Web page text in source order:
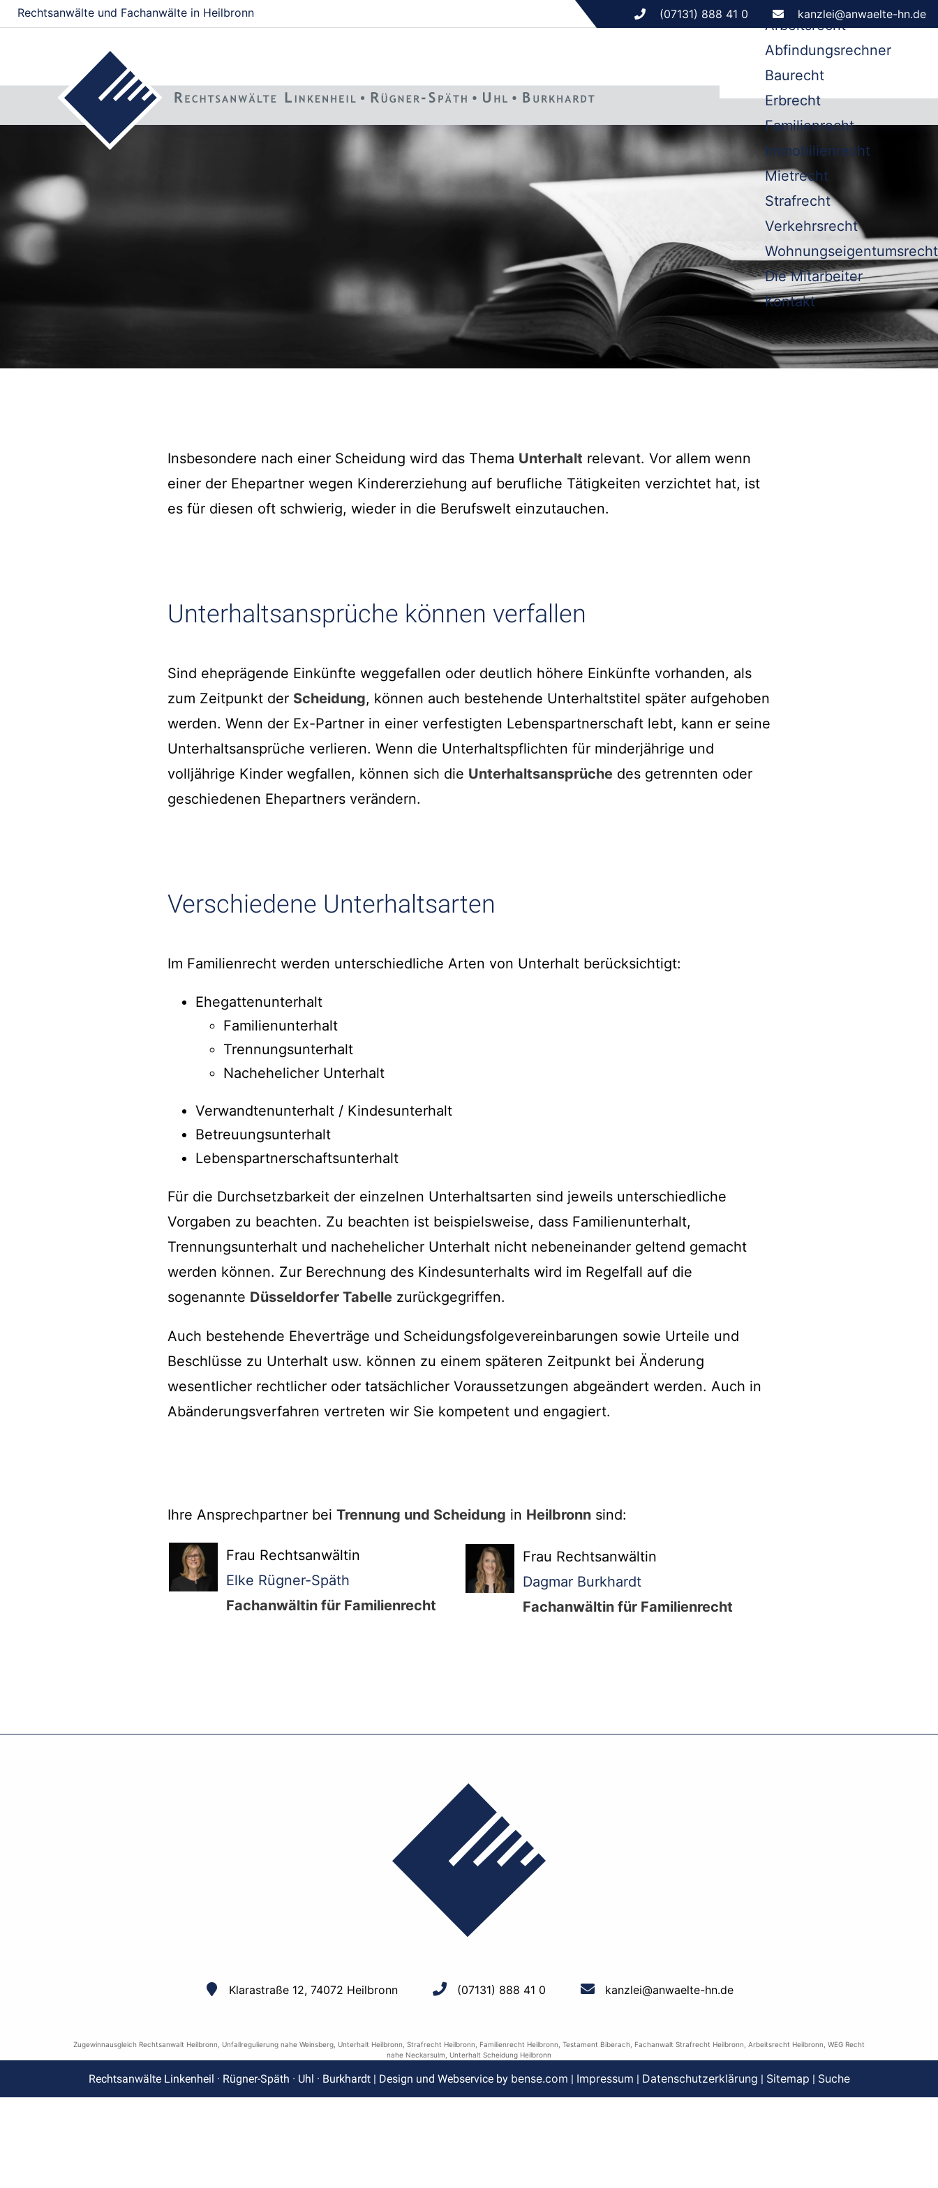
Rechtsanwälte und Fachanwälte in Heilbronn (07131) 888 41 0 kanzlei@anwaelte-hn.de
Arbeitsrecht
Abfindungsrechner
Baurecht
Erbrecht
Familienrecht
Immobilienrecht
Mietrecht
Strafrecht
Verkehrsrecht
Wohnungseigentumsrecht
Die Mitarbeiter
Kontakt
Insbesondere nach einer Scheidung wird das Thema Unterhalt relevant. Vor allem wenn
einer der Ehepartner wegen Kindererziehung auf berufliche Tätigkeiten verzichtet hat, ist
es für diesen oft schwierig, wieder in die Berufswelt einzutauchen.
Unterhaltsansprüche können verfallen
Sind eheprägende Einkünfte weggefallen oder deutlich höhere Einkünfte vorhanden, als
zum Zeitpunkt der Scheidung, können auch bestehende Unterhaltstitel später aufgehoben
werden. Wenn der Ex-Partner in einer verfestigten Lebenspartnerschaft lebt, kann er seine
Unterhaltsansprüche verlieren. Wenn die Unterhaltspflichten für minderjährige und
volljährige Kinder wegfallen, können sich die Unterhaltsansprüche des getrennten oder
geschiedenen Ehepartners verändern.
Verschiedene Unterhaltsarten
Im Familienrecht werden unterschiedliche Arten von Unterhalt berücksichtigt:
Ehegattenunterhalt
Familienunterhalt
Trennungsunterhalt
Nachehelicher Unterhalt
Verwandtenunterhalt / Kindesunterhalt
Betreuungsunterhalt
Lebenspartnerschaftsunterhalt
Für die Durchsetzbarkeit der einzelnen Unterhaltsarten sind jeweils unterschiedliche
Vorgaben zu beachten. Zu beachten ist beispielsweise, dass Familienunterhalt,
Trennungsunterhalt und nachehelicher Unterhalt nicht nebeneinander geltend gemacht
werden können. Zur Berechnung des Kindesunterhalts wird im Regelfall auf die
sogenannte Düsseldorfer Tabelle zurückgegriffen.
Auch bestehende Eheverträge und Scheidungsfolgevereinbarungen sowie Urteile und
Beschlüsse zu Unterhalt usw. können zu einem späteren Zeitpunkt bei Änderung
wesentlicher rechtlicher oder tatsächlicher Voraussetzungen abgeändert werden. Auch in
Abänderungsverfahren vertreten wir Sie kompetent und engagiert.
Ihre Ansprechpartner bei Trennung und Scheidung in Heilbronn sind:
Frau Rechtsanwältin
Elke Rügner-Späth
Fachanwältin für Familienrecht
Frau Rechtsanwältin
Dagmar Burkhardt
Fachanwältin für Familienrecht
Klarastraße 12, 74072 Heilbronn (07131) 888 41 0 kanzlei@anwaelte-hn.de
Zugewinnausgleich Rechtsanwalt Heilbronn Unfallregulierung nahe Weinsberg Unterhalt Heilbronn Strafrecht Heilbronn Familienrecht Heilbronn Testament Biberach Fachanwalt Strafrecht Heilbronn Arbeitsrecht Heilbronn WEG Recht
nahe Neckarsulm
Unterhalt Scheidung Heilbronn
Rechtsanwälte Linkenheil · Rügner-Späth · Uhl · Burkhardt | Design und Webservice by bense.com | Impressum | Datenschutzerklärung | Sitemap | Suche